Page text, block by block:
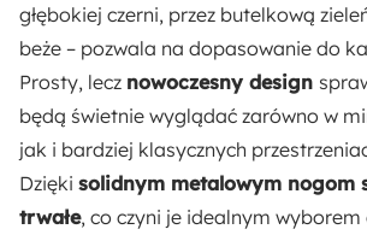
Materiał siedziska:
Tkanina
Kolor oparcia:
Czarny
Kolor siedziska:
głębokiej czerni, przez butelkową
beże – pozwala na dopasowanie do
Prosty, lecz nowoczesny design
będą świetnie wyglądać zarówno w
jak i bardziej klasycznych
Dzięki solidnym metalowym nogom
trwałe, co czyni je idealnym